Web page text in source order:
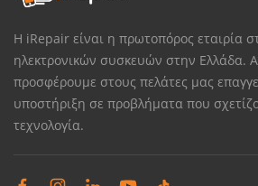
Η iRepair είναι η πρωτοπόρος εταιρία
ηλεκτρονικών συσκευών στην Ελλάδα.
προσφέρουμε στους πελάτες μας
υποστήριξη σε προβλήματα που
τεχνολογία.